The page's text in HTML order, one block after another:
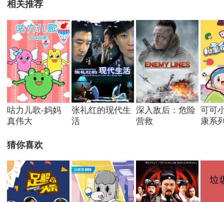
相关推荐
咕力儿歌-妈妈
真伟大
张礼红的现代生
活
深入敌后：危险
营救
可可
康系
猜你喜欢